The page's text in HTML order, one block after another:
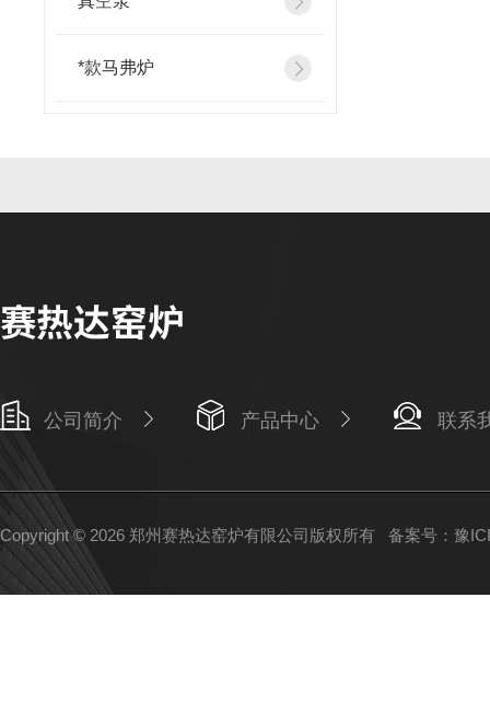
*款马弗炉
公司简介 产品中心 联系
Copyright © 2026 郑州赛热达窑炉有限公司版权所有 备案号：豫